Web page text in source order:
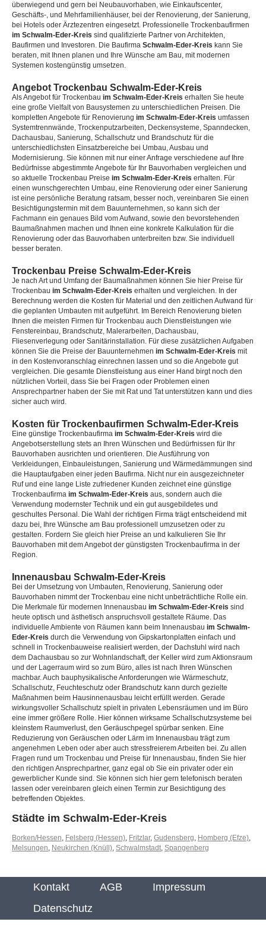
überwiegend und gern bei Neubauvorhaben, wie Einkaufscenter,
Geschäfts-, und Mehrfamilienhäuser, bei der Renovierung, der Sanierung,
bei Hotels oder Ärztezentren eingesetzt. Professionelle Trockenbaufirmen
im Schwalm-Eder-Kreis sind qualifizierte Partner von Architekten,
Baufirmen und Investoren. Die Baufirma Schwalm-Eder-Kreis kann Sie
beraten, mit Ihnen planen und Ihre Wünsche am Bau, mit modernen
Systemen kostengünstig umsetzen.
Angebot Trockenbau Schwalm-Eder-Kreis
Als Angebot für Trockenbau im Schwalm-Eder-Kreis erhalten Sie heute
eine große Vielfalt von Bausystemen zu unterschiedlichen Preisen. Die
kompletten Angebote für Renovierung im Schwalm-Eder-Kreis umfassen
Systemtrennwände, Trockenputzarbeiten, Deckensysteme, Spanndecken,
Dachausbau, Sanierung, Schallschutz und Brandschutz für die
unterschiedlichsten Einsatzbereiche bei Umbau, Ausbau und
Modernisierung. Sie können mit nur einer Anfrage verschiedene auf Ihre
Bedürfnisse abgestimmte Angebote für Ihr Bauvorhaben vergleichen und
so aktuelle Trockenbau Preise im Schwalm-Eder-Kreis erhalten. Für
einen wunschgerechten Umbau, eine Renovierung oder einer Sanierung
ist eine persönliche Beratung ratsam, besser noch, vereinbaren Sie einen
Besichtigungstermin mit dem Bauunternehmen, so kann sich der
Fachmann ein genaues Bild vom Aufwand, sowie den bevorstehenden
Baumaßnahmen machen und Ihnen eine konkrete Kalkulation für die
Renovierung oder das Bauvorhaben unterbreiten bzw. Sie individuell
besser beraten.
Trockenbau Preise Schwalm-Eder-Kreis
Je nach Art und Umfang der Baumaßnahmen können Sie hier Preise für
Trockenbau im Schwalm-Eder-Kreis erhalten und vergleichen. In der
Berechnung werden die Kosten für Material und den zeitlichen Aufwand für
die geplanten Umbauten mit aufgeführt. Im Bereich Renovierung bieten
Ihnen die meisten Firmen für Trockenbau auch Dienstleistungen wie
Fenstereinbau, Brandschutz, Malerarbeiten, Dachausbau,
Fliesenverlegung oder Sanitärinstallation. Für diese zusätzlichen Aufgaben
können Sie die Preise der Bauunternehmen im Schwalm-Eder-Kreis mit
in den Kostenvoranschlag einrechnen lassen und so die Angebote gut
vergleichen. Die gesamte Dienstleistung aus einer Hand birgt noch den
nützlichen Vorteil, dass Sie bei Fragen oder Problemen einen
Ansprechpartner haben der Sie mit Rat und Tat unterstützen kann und dies
sicher auch wird.
Kosten für Trockenbaufirmen Schwalm-Eder-Kreis
Eine günstige Trockenbaufirma im Schwalm-Eder-Kreis wird die
Angebotserstellung stets an Ihren Wünschen und Bedürfnissen für Ihr
Bauvorhaben ausrichten und orientieren. Die Ausführung von
Verkleidungen, Einbauleistungen, Sanierung und Wärmedämmungen sind
die Hauptaufgaben einer jeden Baufirma. Nicht nur ein ausgezeichneter
Ruf und eine lange Liste zufriedener Kunden zeichnet eine günstige
Trockenbaufirma im Schwalm-Eder-Kreis aus, sondern auch die
Verwendung modernster Technik und ein gut ausgebildetes und
geschultes Personal. Die Wahl der richtigen Firma trägt entscheidend mit
dazu bei, Ihre Wünsche am Bau professionell umzusetzen oder zu
gestalten. Fordern Sie gleich hier Preise an und kalkulieren Sie Ihr
Bauvorhaben mit dem Angebot der günstigsten Trockenbaufirma in der
Region.
Innenausbau Schwalm-Eder-Kreis
Bei der Umsetzung von Umbauten, Renovierung, Sanierung oder
Bauvorhaben nimmt der Trockenbau eine nicht unbeträchtliche Rolle ein.
Die Merkmale für modernen Innenausbau im Schwalm-Eder-Kreis sind
heute optisch und ästhetisch anspruchsvoll gestaltete Räume. Das
individuelle Ambiente von Räumen kann beim Innenausbau im Schwalm-
Eder-Kreis durch die Verwendung von Gipskartonplatten einfach und
schnell in Trockenbauweise realisiert werden, der Dachstuhl wird nach
dem Dachausbau so zur Wohnlandschaft, der Keller wird zum Aktionsraum
und der Lagerraum wird so zum Büro, alles ist nach Ihren Wünschen
machbar. Auch bauphysikalische Anforderungen wie Wärmeschutz,
Schallschutz, Feuchteschutz oder Brandschutz kann durch gezielte
Maßnahmen beim Hausinnenausbau leicht erfüllt werden. Gerade
wirkungsvoller Schallschutz spielt in privaten Lebensräumen und im Büro
eine immer größere Rolle. Hier können wirksame Schallschutzsysteme bei
kleinstem Raumverlust, den Geräuschpegel spürbar senken. Eine
Reduzierung von Geräuschen oder Lärm im Innenausbau trägt zum
angenehmen Leben oder aber auch stressfreierem Arbeiten bei. Zu allen
Fragen rund um Trockenbau und Preise für Innenausbau, finden Sie hier
den richtigen Ansprechpartner, ganz egal ob Sie ein privater oder ein
gewerblicher Kunde sind. Sie können sich hier gern telefonisch beraten
lassen oder vereinbaren gleich einen Termin zur Besichtigung des
betreffenden Objektes.
Städte im Schwalm-Eder-Kreis
Borken/Hessen, Felsberg (Hessen), Fritzlar, Gudensberg, Homberg (Efze),
Melsungen, Neukirchen (Knüll), Schwalmstadt, Spangenberg
Kontakt AGB
Impressum
Datenschutz